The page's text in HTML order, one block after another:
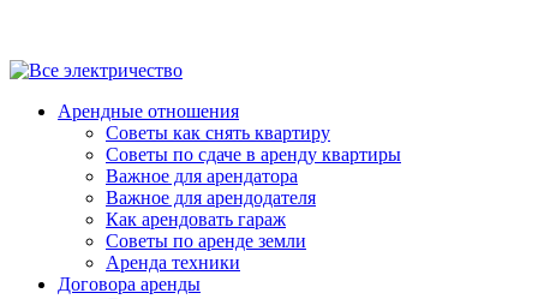
Арендные отношения
Советы как снять квартиру
Советы по сдаче в аренду квартиры
Важное для арендатора
Важное для арендодателя
Как арендовать гараж
Советы по аренде земли
Аренда техники
Договора аренды